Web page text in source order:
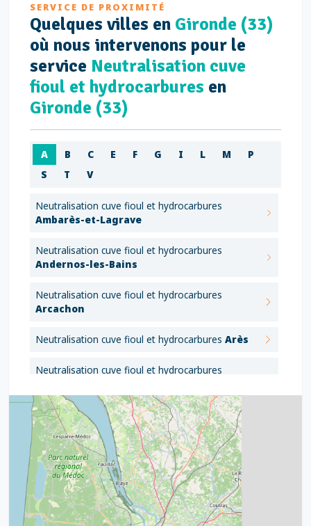
SERVICE DE PROXIMITÉ
Quelques villes en Gironde (33)
où nous intervenons pour le
service Neutralisation cuve
fioul et hydrocarbures en
Gironde (33)
A B C E F G I L M
P
S
T V
Neutralisation cuve fioul et hydrocarbures
Ambarès-et-Lagrave
Neutralisation cuve fioul et hydrocarbures
Andernos-les-Bains
Neutralisation cuve fioul et hydrocarbures
Arcachon
Neutralisation cuve fioul et hydrocarbures Arès
Neutralisation cuve fioul et hydrocarbures
Neutralisation cuve fioul et hydrocarbures
Audenge
4